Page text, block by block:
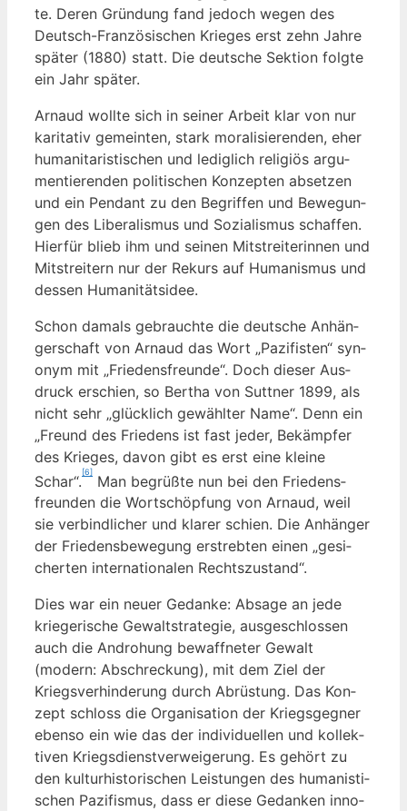
te. Deren Grün­dung fand jedoch wegen des
Deutsch-Fran­zö­si­schen Krie­ges erst zehn Jah­re
spä­ter (1880) statt. Die deut­sche Sek­ti­on folg­te
ein Jahr später.
Arnaud woll­te sich in sei­ner Arbeit klar von nur
kari­ta­tiv gemein­ten, stark mora­li­sie­ren­den, eher
huma­ni­ta­ris­ti­schen und ledig­lich reli­gi­ös argu­
men­tie­ren­den poli­ti­schen Kon­zep­ten abset­zen
und ein Pen­dant zu den Begrif­fen und Bewe­gun­
gen des Libe­ra­lis­mus und Sozia­lis­mus schaf­fen.
Hier­für blieb ihm und sei­nen Mit­strei­te­rin­nen und
Mit­strei­tern nur der Rekurs auf Huma­nis­mus und
des­sen Humanitätsidee.
Schon damals gebrauch­te die deut­sche Anhän­
ger­schaft von Arnaud das Wort „Pazi­fis­ten“ syn­
onym mit „Frie­dens­freun­de“. Doch die­ser Aus­
druck erschien, so Ber­tha von Sutt­ner 1899, als
nicht sehr „glück­lich gewähl­ter Name“. Denn ein
„Freund des Frie­dens ist fast jeder, Bekämp­fer
des Krie­ges, davon gibt es erst eine klei­ne
Schar“.
[6]
Man begrüß­te nun bei den Frie­dens­
freun­den die Wort­schöp­fung von Arnaud, weil
sie ver­bind­li­cher und kla­rer schien. Die Anhän­ger
der Frie­dens­be­we­gung erstreb­ten einen „gesi­
cher­ten inter­na­tio­na­len Rechtszustand“.
Dies war ein neu­er Gedan­ke: Absa­ge an jede
krie­ge­ri­sche Gewalt­stra­te­gie, aus­ge­schlos­sen
auch die Andro­hung bewaff­ne­ter Gewalt
(modern: Abschre­ckung), mit dem Ziel der
Kriegs­ver­hin­de­rung durch Abrüs­tung. Das Kon­
zept schloss die Orga­ni­sa­ti­on der Kriegs­geg­ner
eben­so ein wie das der indi­vi­du­el­len und kol­lek­
ti­ven Kriegs­dienst­ver­wei­ge­rung. Es gehört zu
den kul­tur­his­to­ri­schen Leis­tun­gen des huma­nis­ti­
schen Pazi­fis­mus, dass er die­se Gedan­ken inno­